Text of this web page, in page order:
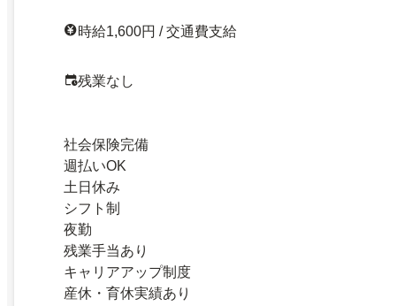
時給1,600円 / 交通費支給
残業なし
社会保険完備
週払いOK
土日休み
シフト制
夜勤
残業手当あり
キャリアアップ制度
産休・育休実績あり